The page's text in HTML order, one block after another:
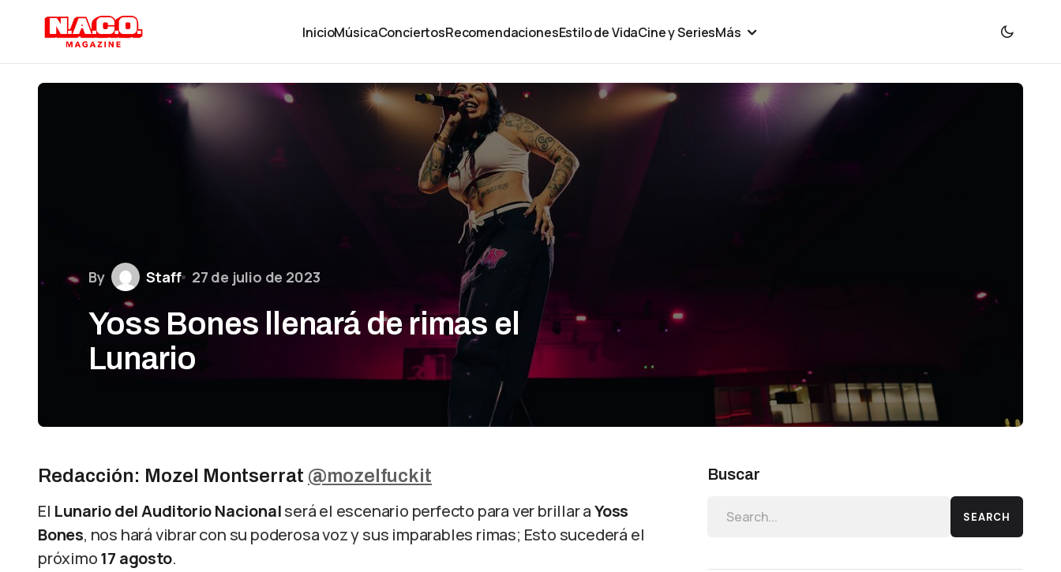
InicioMúsicaConciertosRecomendacionesEstilo de VidaCine y SeriesMás
By Staff 27 de julio de 2023
Yoss Bones llenará de rimas el
Lunario
Redacción: Mozel Montserrat @mozelfuckit
El Lunario del Auditorio Nacionalserá el escenario perfecto para ver brillar aYoss
Bones, nos hará vibrar con su poderosa voz y sus imparables rimas; Esto sucederá el
próximo17 agosto.
Buscar
SEARCH